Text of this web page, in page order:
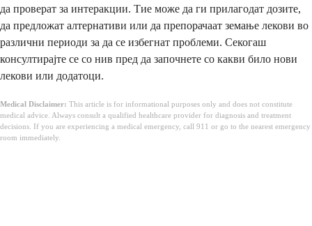
да проверат за интеракции. Тие може да ги прилагодат дозите,
да предложат алтернативи или да препорачаат земање лекови во
различни периоди за да се избегнат проблеми. Секогаш
консултирајте се со нив пред да започнете со какви било нови
лекови или додатоци.
Medical Disclaimer: This article is for informational purposes only and does not constitute
medical advice. Always consult a qualified healthcare provider for diagnosis and treatment
decisions. If you are experiencing a medical emergency, call 911 or go to the nearest emergency
room immediately.